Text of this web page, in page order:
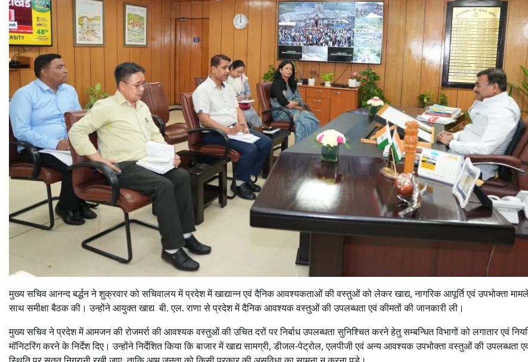
मुख्य सचिव आनन्द बर्द्धन ने शुक्रवार को सचिवालय में प्रदेश में खाद्यान्न एवं दैनिक आवश्यकताओं की वस्तुओं को लेकर खाद्य, नागरिक आपूर्ति एवं उपभोक्ता
साथ समीक्षा बैठक की। उन्होंने आयुक्त खाद्य बी. एल. राणा से प्रदेश में दैनिक आवश्यक वस्तुओं की उपलब्धता एवं कीमतों की जानकारी ली।
मुख्य सचिव ने प्रदेश में आमजन की रोजमर्रा की आवश्यक वस्तुओं की उचित दरों पर निर्बाध उपलब्धता सुनिश्चित करने हेतु सम्बन्धित विभागों को लगातार एवं
मॉनिटरिंग करने के निर्देश दिए। उन्होंने निर्देशित किया कि बाजार में खाद्य सामग्री, डीजल-पेट्रोल, एलपीजी एवं अन्य आवश्यक उपभोक्ता वस्तुओं की उपलब्धता